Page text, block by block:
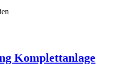
Komplettanlage